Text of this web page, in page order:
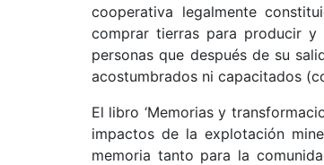
cooperativa legalmente
comprar tierras para producir
personas que después de su
acostumbrados ni capacitados
El libro ‘Memorias y
impactos de la explotación
memoria tanto para la